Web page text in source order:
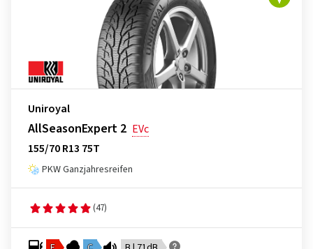
Uniroyal
AllSeasonExpert 2 EVc
155/70 R13 75T
PKW Ganzjahresreifen
(47)